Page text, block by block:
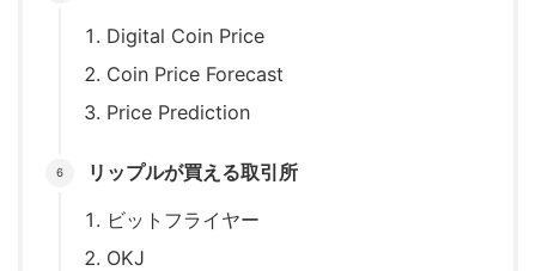
Digital Coin Price
Coin Price Forecast
Price Prediction
リップルが買える取引所
ビットフライヤー
OKJ